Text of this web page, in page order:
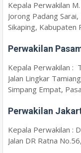
Kepala Perwakilan
Jorong Padang
Sikaping, Kabupaten
Perwakilan
Kepala Perwakilan :
Jalan Lingkar
Simpang Empat,
Perwakilan
Kepala Perwakilan :
Jalan DR Ratna